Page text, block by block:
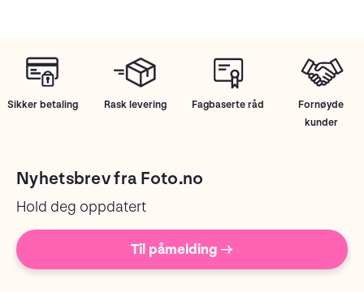
Sikker betaling Rask levering Fagbaserte råd
Fornøyde
kunder
Nyhetsbrev fra Foto.no
Hold deg oppdatert
Til påmelding →